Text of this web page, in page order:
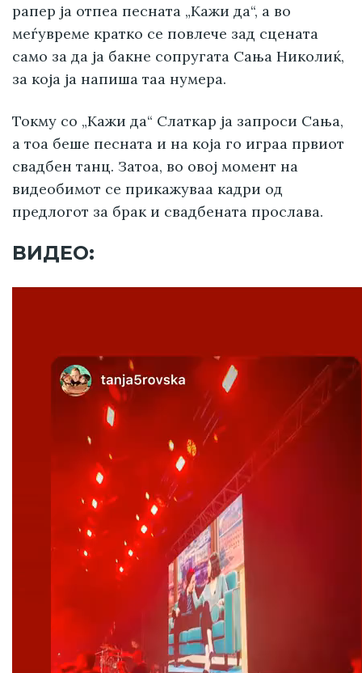
рапер ја отпеа песната „Кажи да“, а во
меѓувреме кратко се повлече зад сцената
само за да ја бакне сопругата Сања Николиќ,
за која ја напиша таа нумера.
Токму со „Кажи да“ Слаткар ја запроси Сања,
а тоа беше песната и на која го играа првиот
свадбен танц. Затоа, во овој момент на
видеобимот се прикажуваа кадри од
предлогот за брак и свадбената прослава.
ВИДЕО: